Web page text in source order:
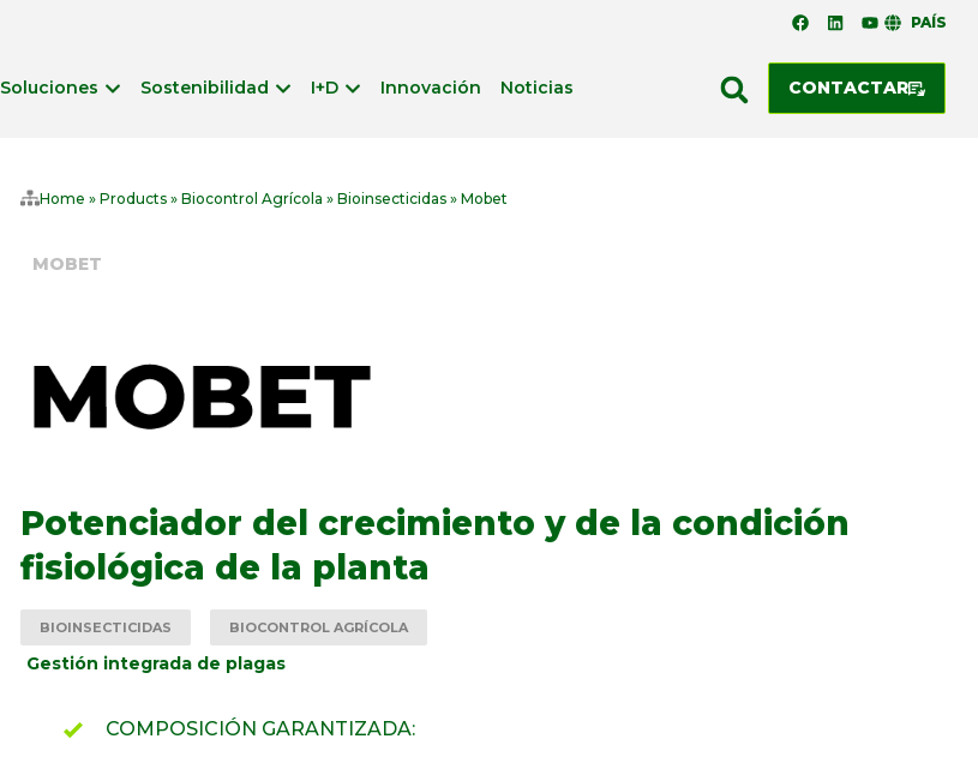
PAÍS
Soluciones Sostenibilidad I+D Innovación Noticias CONTACTAR
Home » Products » Biocontrol Agrícola » Bioinsecticidas » Mobet
MOBET
Potenciador del crecimiento y de la condición
fisiológica de la planta
BIOINSECTICIDAS BIOCONTROL AGRÍCOLA
Gestión integrada de plagas
COMPOSICIÓN GARANTIZADA: